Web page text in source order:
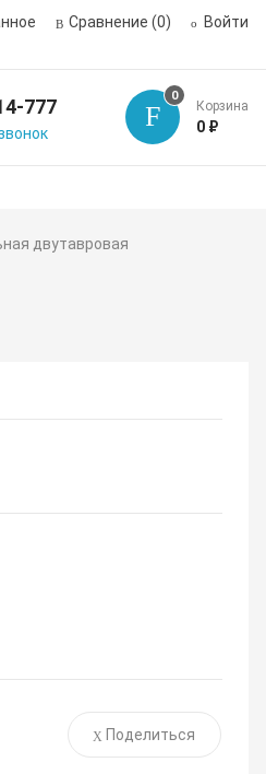
Сравнение (0) Войти
777 0
Корзина
0 ₽
двутавровая
Поделиться